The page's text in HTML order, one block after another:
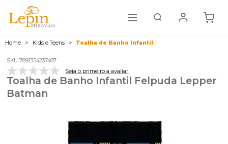
Home Kids e Teens Toalha de Banho Infantil
SKU 7891354237487
Seja o primeiro a avaliar
Toalha de Banho Infantil Felpuda Lepper
Batman